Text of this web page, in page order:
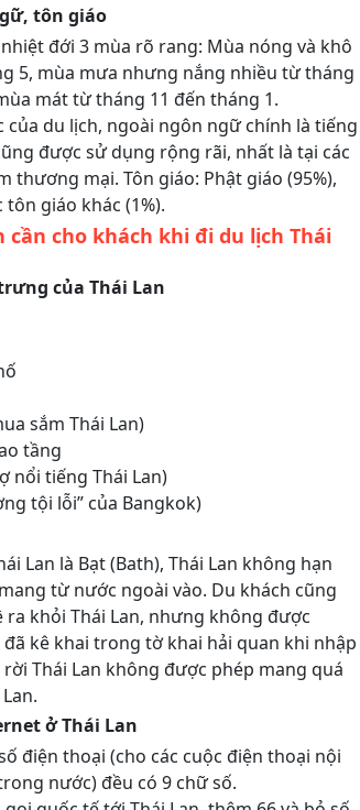
tôn giáo
đới 3 mùa rõ rang: Mùa nóng và khô
5, mùa mưa nhưng nắng nhiều từ tháng
mát từ tháng 11 đến tháng 1.
của du lịch, ngoài ngôn ngữ chính là tiếng
được sử dụng rộng rãi, nhất là tại các
thương mại. Tôn giáo: Phật giáo (95%),
tôn giáo khác (1%).
cho khách khi đi du lịch Thái
của Thái Lan
sắm Thái Lan)
tầng
nổi tiếng Thái Lan)
tội lỗi” của Bangkok)
Lan là Bạt (Bath), Thái Lan không hạn
từ nước ngoài vào. Du khách cũng
ra khỏi Thái Lan, nhưng không được
kê khai trong tờ khai hải quan khi nhập
Thái Lan không được phép mang quá
ở Thái Lan
điện thoại (cho các cuộc điện thoại nội
nước) đều có 9 chữ số.